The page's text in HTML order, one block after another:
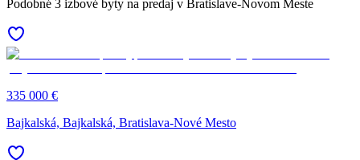
Podobné 3 izbové byty na predaj v Bratislave-Novom Meste
335 000 €
Bajkalská, Bajkalská, Bratislava-Nové Mesto